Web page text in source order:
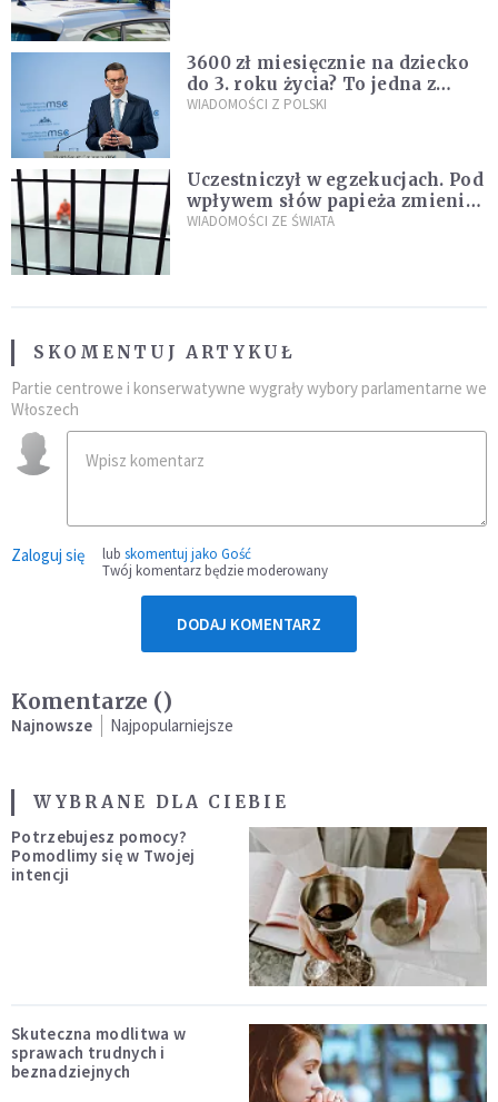
3600 zł miesięcznie na dziecko
do 3. roku życia? To jedna z
propozycji programu "Rozwój
WIADOMOŚCI Z POLSKI
Uczestniczył w egzekucjach. Pod
wpływem słów papieża zmienił
zdanie
WIADOMOŚCI ZE ŚWIATA
SKOMENTUJ ARTYKUŁ
Partie centrowe i konserwatywne wygrały wybory parlamentarne we
Włoszech
Zaloguj się lub skomentuj jako Gość
Twój komentarz będzie moderowany
DODAJ KOMENTARZ
Komentarze ()
Najnowsze Najpopularniejsze
WYBRANE DLA CIEBIE
Potrzebujesz pomocy?
Pomodlimy się w Twojej
intencji
Skuteczna modlitwa w
sprawach trudnych i
beznadziejnych